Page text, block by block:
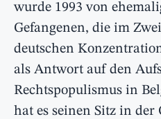
wurde 1993 von
Gefangenen, die im
deutschen
als Antwort auf den
Rechtspopulismus in
hat es seinen Sitz in